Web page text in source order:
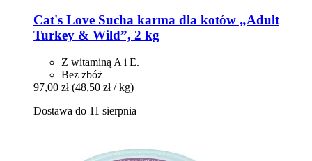
Cat's Love Sucha karma dla kotów „Adult
Turkey & Wild”, 2 kg
Z witaminą A i E.
Bez zbóż
97,00 zł (48,50 zł / kg)
Dostawa do 11 sierpnia